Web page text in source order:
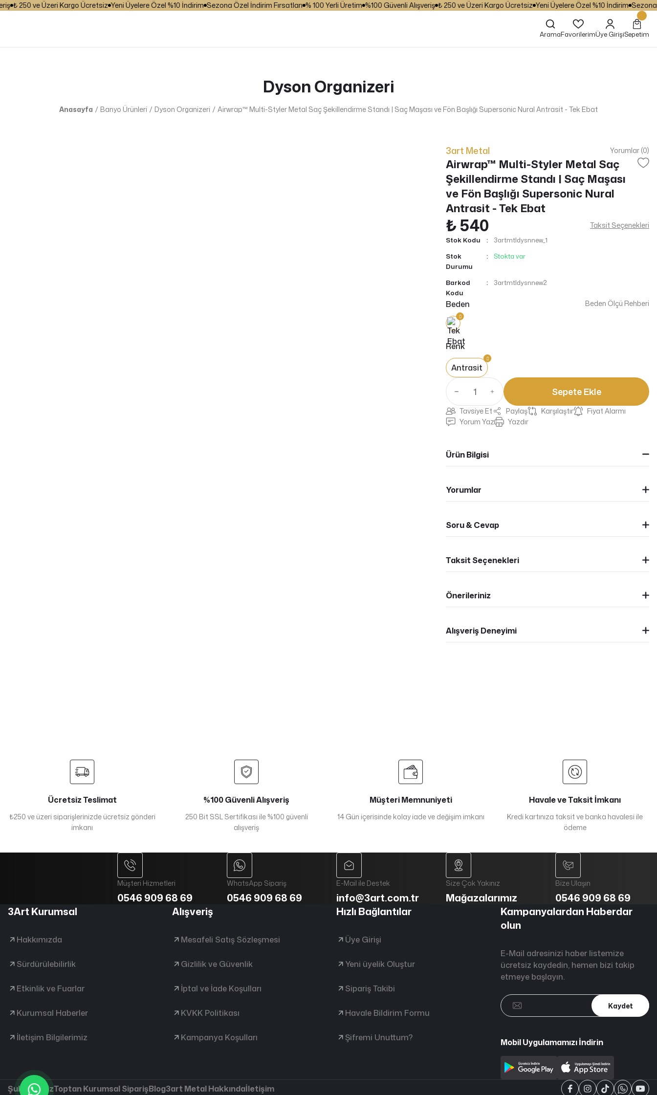
₺ 250 ve Üzeri Kargo Ücretsiz Yeni Üyelere Özel %10 İndirim Sezona Özel İndirim Fırsatları % 100 Yerli Üretim %100 Güvenli Alışveriş ₺ 250 ve Üzeri Kargo Ücretsiz Yeni Üyelere Özel %10 İndirim Sezona
AramaFavorilerimÜye GirişiSepetim
Dyson Organizeri
Anasayfa Banyo Ürünleri Dyson Organizeri Airwrap™ Multi-Styler Metal Saç Şekillendirme Standı | Saç Maşası ve Fön Başlığı Supersonic Nural Antrasit - Tek Ebat
3art Metal Yorumlar (0)
Airwrap™ Multi-Styler Metal Saç
Şekillendirme Standı | Saç Maşası
ve Fön Başlığı Supersonic Nural
Antrasit - Tek Ebat
₺ 540 Taksit Seçenekleri
Stok Kodu
3artmtldysnnew_1
Stok
Durumu
Stokta var
Barkod
Kodu
3artmtldysnnew2
Beden
Renk
Antrasit
Beden Ölçü Rehberi
Sepete Ekle
Tavsiye Et Paylaş Karşılaştır
Fiyat Alarmı
Yorum Yaz
Yazdır
Ürün Bilgisi
Yorumlar
Soru & Cevap
Taksit Seçenekleri
Önerileriniz
Alışveriş Deneyimi
Ücretsiz Teslimat
₺250 ve üzeri siparişlerinizde ücretsiz gönderi
imkanı
%100 Güvenli Alışveriş
250 Bit SSL Sertifikası ile %100 güvenli
alışveriş
Müşteri Memnuniyeti
14 Gün içerisinde kolay iade ve değişim imkanı
Havale ve Taksit İmkanı
Kredi kartınıza taksit ve banka havalesi ile
ödeme
Müşteri Hizmetleri
0546 909 68 69
WhatsApp Sipariş
0546 909 68 69
E-Mail ile Destek
info@3art.com.tr
Size Çok Yakınız
Mağazalarımız
Bize Ulaşın
0546 909 68 69
3Art Kurumsal
Hakkımızda
Sürdürülebilirlik
Etkinlik ve Fuarlar
Kurumsal Haberler
İletişim Bilgilerimiz
Alışveriş
Mesafeli Satış Sözleşmesi
Gizlilik ve Güvenlik
İptal ve İade Koşulları
KVKK Politikası
Kampanya Koşulları
Hızlı Bağlantılar
Üye Girişi
Yeni üyelik Oluştur
Sipariş Takibi
Havale Bildirim Formu
Şifremi Unuttum?
Kampanyalardan Haberdar
olun
E-Mail adresinizi haber listemize
ücretsiz kaydedin, hemen bizi takip
etmeye başlayın.
Kaydet
Mobil Uygulamamızı İndirin
ŞubelerimizToptan Kurumsal SiparişBlog3art Metal Hakkındaİletişim